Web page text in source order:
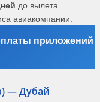
до вылета
авиакомпании.
приложений
— Дубай